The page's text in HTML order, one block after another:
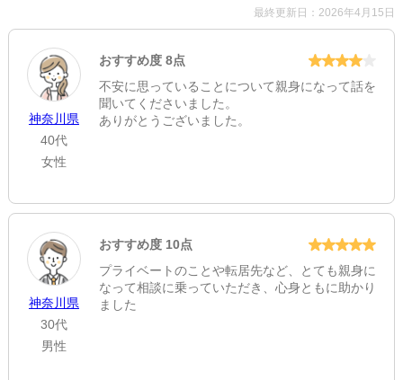
最終更新日：2026年4月15日
神奈川県
40代
女性
おすすめ度 8点
不安に思っていることについて親身になって話を
聞いてくださいました。
ありがとうございました。
神奈川県
30代
男性
おすすめ度 10点
プライベートのことや転居先など、とても親身に
なって相談に乗っていただき、心身ともに助かり
ました